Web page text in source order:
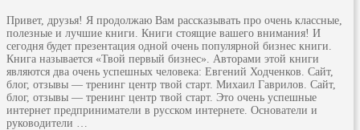
Привет, друзья! Я продолжаю Вам рассказывать про очень классные,
полезные и лучшие книги. Книги стоящие вашего внимания! И
сегодня будет презентация одной очень популярной бизнес книги.
Книга называется «Твой первый бизнес». Авторами этой книги
являются два очень успешных человека: Евгений Ходченков. Сайт,
блог, отзывы — тренинг центр твой старт. Михаил Гаврилов. Сайт,
блог, отзывы — тренинг центр твой старт. Это очень успешные
интернет предприниматели в русском интернете. Основатели и
руководители …